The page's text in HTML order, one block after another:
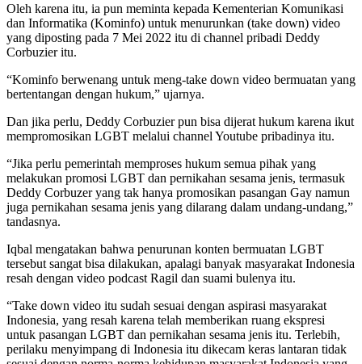
Oleh karena itu, ia pun meminta kepada Kementerian Komunikasi
dan Informatika (Kominfo) untuk menurunkan (take down) video
yang diposting pada 7 Mei 2022 itu di channel pribadi Deddy
Corbuzier itu.
“Kominfo berwenang untuk meng-take down video bermuatan yang
bertentangan dengan hukum,” ujarnya.
Dan jika perlu, Deddy Corbuzier pun bisa dijerat hukum karena ikut
mempromosikan LGBT melalui channel Youtube pribadinya itu.
“Jika perlu pemerintah memproses hukum semua pihak yang
melakukan promosi LGBT dan pernikahan sesama jenis, termasuk
Deddy Corbuzer yang tak hanya promosikan pasangan Gay namun
juga pernikahan sesama jenis yang dilarang dalam undang-undang,”
tandasnya.
Iqbal mengatakan bahwa penurunan konten bermuatan LGBT
tersebut sangat bisa dilakukan, apalagi banyak masyarakat Indonesia
resah dengan video podcast Ragil dan suami bulenya itu.
“Take down video itu sudah sesuai dengan aspirasi masyarakat
Indonesia, yang resah karena telah memberikan ruang ekspresi
untuk pasangan LGBT dan pernikahan sesama jenis itu. Terlebih,
perilaku menyimpang di Indonesia itu dikecam keras lantaran tidak